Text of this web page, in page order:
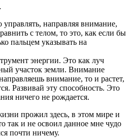
направляя внимание,
с телом, то это, как если бы
пальцем указывать на
энергии. Это как луч
участок земли. Внимание
внимание, то и растет,
Развивай эту способность. Это
ничего не рождается.
прожил здесь, в этом мире и
так и не освоил данное мне чудо
почти ничему.